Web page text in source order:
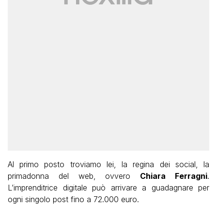
Al primo posto troviamo lei, la regina dei social, la
primadonna del web, ovvero Chiara Ferragni.
L’imprenditrice digitale può arrivare a guadagnare per
ogni singolo post fino a 72.000 euro.